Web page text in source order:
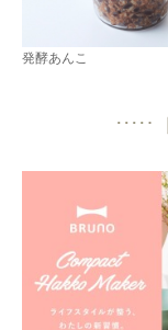
発酵あんこ